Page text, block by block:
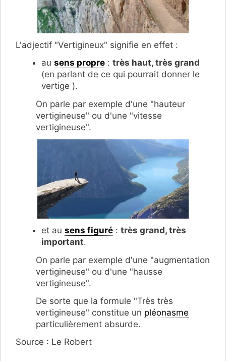
L'adjectif "Vertigineux" signifie en effet :
au sens propre : très haut, très grand
(en parlant de ce qui pourrait donner le
vertige ).
On parle par exemple d'une "hauteur
vertigineuse" ou d'une "vitesse
vertigineuse".
et au sens figuré : très grand, très
important.
On parle par exemple d'une "augmentation
vertigineuse" ou d'une "hausse
vertigineuse".
De sorte que la formule "Très très
vertigineuse" constitue un pléonasme
particulièrement absurde.
Source : Le Robert